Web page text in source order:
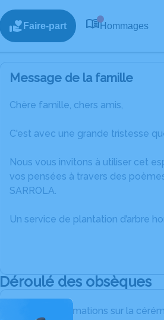
Faire-part Hommages
Message de la famille
Chère famille, chers amis,
C'est avec une grande tristesse
Nous vous invitons à utiliser cet
vos pensées à travers des
SARROLA.
Un service de plantation d’arbre
Déroulé des obsèques
Les informations sur la